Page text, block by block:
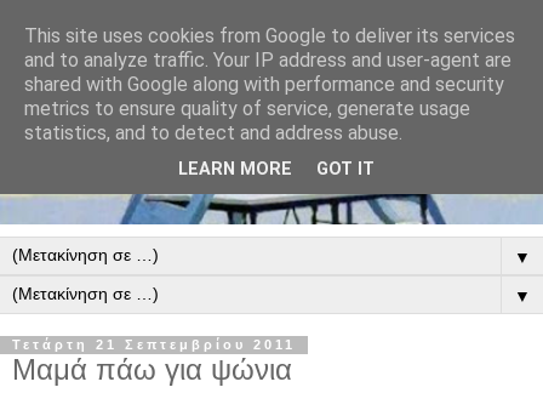
▼
▼
Τετάρτη 21 Σεπτεμβρίου 2011
Μαμά πάω για ψώνια
This site uses cookies from Google to deliver its services
and to analyze traffic. Your IP address and user-agent are
shared with Google along with performance and security
metrics to ensure quality of service, generate usage
statistics, and to detect and address abuse.
LEARN MORE GOT IT